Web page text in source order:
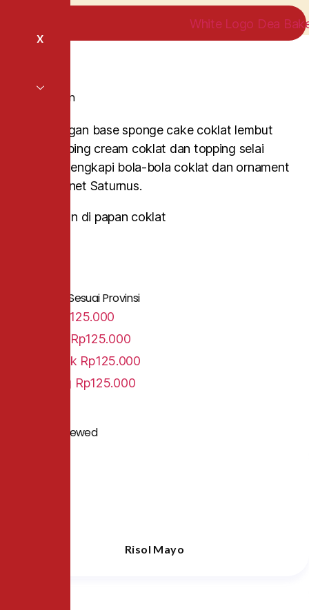
X
Saturnus 18 cm
kue tart dengan base sponge cake coklat lembut
dibalut whipping cream coklat dan topping selai
blueberry, dilengkapi bola-bola coklat dan ornament
layaknya planet Saturnus.
*Gratis tulisan di papan coklat
Daftar Harga Sesuai Provinsi
Rp125.000
Rp125.000
Pontianak Rp125.000
Lampung Rp125.000
People Also Viewed
Risol Mayo